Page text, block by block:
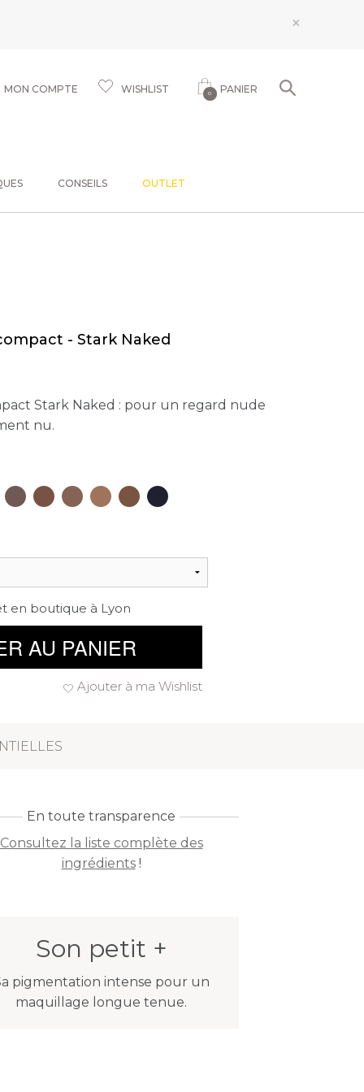
×
MON COMPTE WISHLIST 0 PANIER
CONSEILS OUTLET
- Stark Naked
Stark Naked : pour un regard nude
nu.
en boutique à Lyon
AU PANIER
Ajouter à ma Wishlist
En toute transparence
Consultez la liste complète des
ingrédients!
Son petit +
pigmentation intense pour un
maquillage longue tenue.